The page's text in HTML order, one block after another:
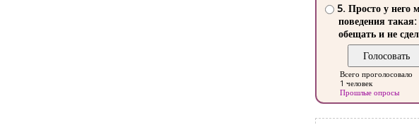
5. Просто у него
поведения такая:
обещать и не
Всего проголосовало
1 человек
Прошлые опросы